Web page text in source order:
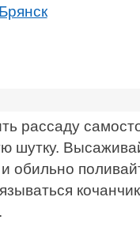
рассаду
шутку.
обильно